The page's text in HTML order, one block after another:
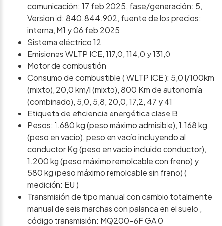
comunicación: 17 feb 2025, fase/generación: 5,
Version id: 840.844.902, fuente de los precios:
interna, M1 y 06 feb 2025
Sistema eléctrico 12
Emisiones WLTP ICE, 117,0, 114,0 y 131,0
Motor de combustión
Consumo de combustible ( WLTP ICE ): 5,0 l/100km
(mixto), 20,0 km/l (mixto), 800 Km de autonomía
(combinado), 5,0, 5,8, 20,0, 17,2, 47 y 41
Etiqueta de eficiencia energética clase B
Pesos: 1.680 kg (peso máximo admisible), 1.168 kg
(peso en vacío), peso en vacío incluyendo al
conductor Kg (peso en vacio incluido conductor),
1.200 kg (peso máximo remolcable con freno) y
580 kg (peso máximo remolcable sin freno) (
medición: EU )
Transmisión de tipo manual con cambio totalmente
manual de seis marchas con palanca en el suelo ,
código transmisión: MQ200-6F GA 0